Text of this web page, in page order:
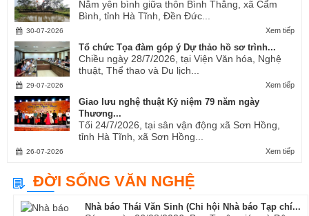
Nằm yên bình giữa thôn Bình Thắng, xã Cẩm
Bình, tỉnh Hà Tĩnh, Đền Đức...
Xem tiếp
30-07-2026
Tổ chức Tọa đàm góp ý Dự thảo hồ sơ trình...
Chiều ngày 28/7/2026, tại Viện Văn hóa, Nghệ
thuật, Thể thao và Du lịch...
Xem tiếp
29-07-2026
Giao lưu nghệ thuật Kỷ niệm 79 năm ngày
Thương...
Tối 24/7/2026, tại sân vận động xã Sơn Hồng,
tỉnh Hà Tĩnh, xã Sơn Hồng...
Xem tiếp
26-07-2026
ĐỜI SỐNG VĂN NGHỆ
Nhà báo Thái Văn Sinh (Chi hội Nhà báo Tạp chí...